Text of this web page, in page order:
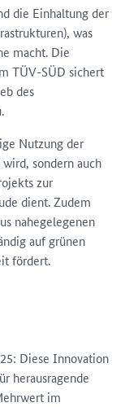
die Einhaltung der
was
macht. Die
TÜV-SÜD sichert
des
Nutzung der
sondern auch
zur
dient. Zudem
nahegelegenen
auf grünen
fördert.
Diese Innovation
herausragende
im